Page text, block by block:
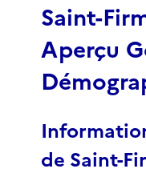
Saint-
Aperçu
de Saint-